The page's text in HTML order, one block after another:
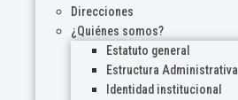
Direcciones
¿Quiénes somos?
Estatuto general
Estructura Administrativa
Identidad institucional